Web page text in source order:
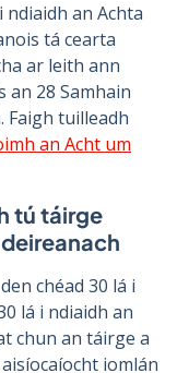
an Achta
tá cearta
ar leith ann
an 28 Samhain
Faigh tuilleadh
an Acht um
tú táirge
chéad 30 lá i
lá i ndiaidh an
chun an táirge a
iomlán